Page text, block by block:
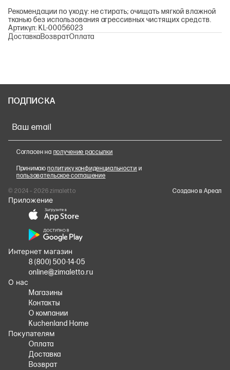
Рекомендации по уходу: не стирать; очищать мягкой влажной
тканью без использования агрессивных чистящих средств.
Артикул: KL-00056023
ДоставкаВозвратОплата
ПОДПИСКА
Ваш email
Согласен на получение рассылки
Принимаюполитику конфиденциальности и
пользовательское соглашение
© 2024 – 2026 zimaletto
Cоздано в Ареал
Приложение
Интернет магазин
8 (800) 500-14-05
online@zimaletto.ru
О нас
Магазины
Контакты
О компании
Kuchenland Home
Покупателям
Оплата
Доставка
Возврат